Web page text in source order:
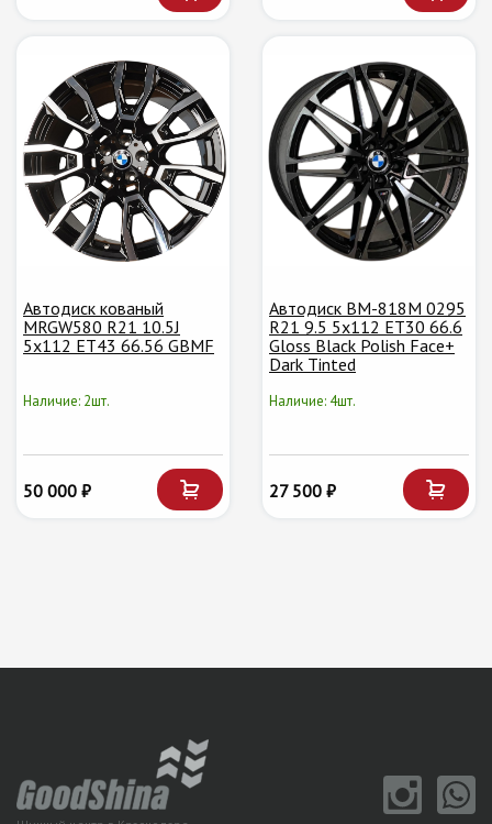
Автодиск кованый
MRGW580 R21 10.5J
5x112 ET43 66.56 GBMF
Наличие: 2шт.
50 000 ₽
Автодиск BM-818M 0295
R21 9.5 5x112 ET30 66.6
Gloss Black Polish Face+
Dark Tinted
Наличие: 4шт.
27 500 ₽